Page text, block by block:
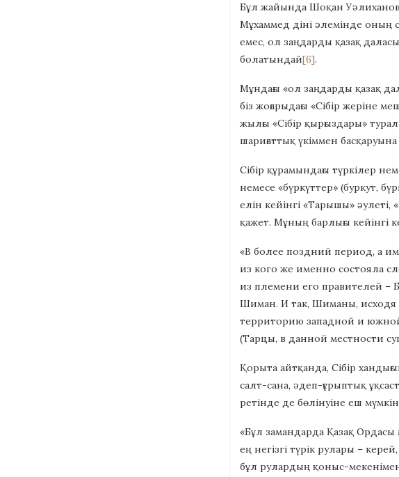
Бұл жайында Шоқан
Мұхаммед діні әлемінде оның
емес, ол заңдарды қазақ
болатындай[6].
Мұндағы «ол заңдарды қазақ
біз жоғарыдағы «Сібір жеріне
жылғы «Сібір қырғыздары»
шариғаттық үкіммен
Сібір құрамындағы түркілер
немесе «бүркүттер» (буркут,
елін кейінгі «Тарышы»
қажет. Мұның барлығы кейінгі
«В более поздний период, а
из кого же именно состояла
из племени его правителей –
Шиман. И так, Шиманы, исходя
территорию западной и
(Тарцы, в данной местности
Қорыта айтқанда, Сібір
салт-сана, әдеп-ғұрыптық
ретінде де бөлінуіне еш
«Бұл замандарда Қазақ Ордасы
ең негізгі түрік рулары –
бұл рулардың қоныс-